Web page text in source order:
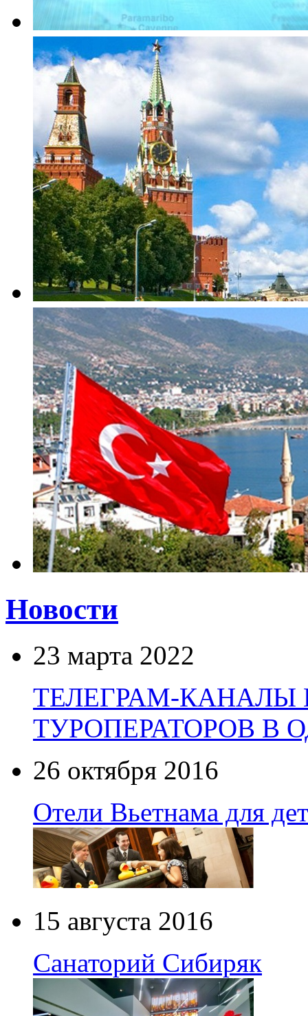
Новости
23 марта 2022
ТЕЛЕГРАМ-
ТУРОПЕРАТОРОВ В
26 октября 2016
Отели Вьетнама для
15 августа 2016
Санаторий Сибиряк